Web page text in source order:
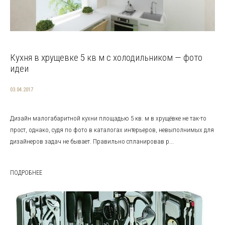
Кухня в хрущевке 5 кв м с холодильником — фото
идеи
03.04.2017
Дизайн малогабаритной кухни площадью 5 кв. м в хрущёвке не так-то
прост, однако, судя по фото в каталогах интерьеров, невыполнимых для
дизайнеров задач не бывает. Правильно спланировав р...
ПОДРОБНЕЕ